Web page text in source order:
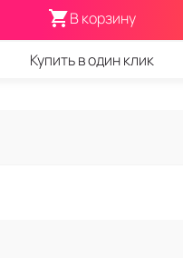
В корзину
Купить в один клик